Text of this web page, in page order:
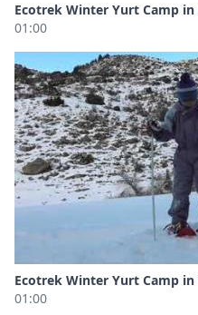
Ecotrek Winter Yurt Camp
01:00
Ecotrek Winter Yurt Camp
01:00